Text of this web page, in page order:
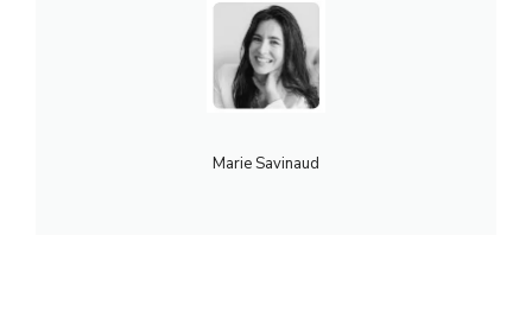
Marie Savinaud